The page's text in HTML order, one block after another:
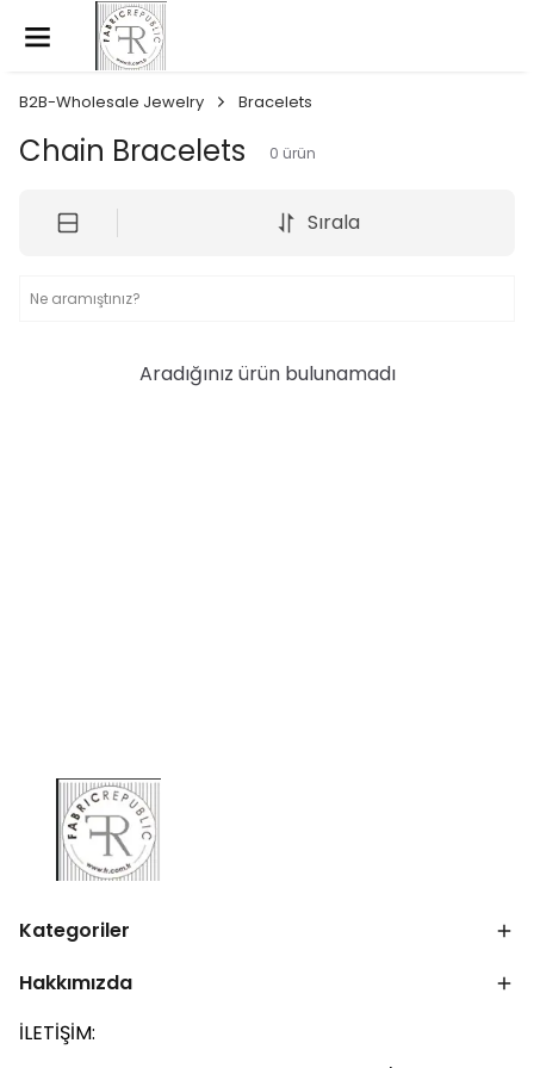
B2B-Wholesale Jewelry Bracelets
Chain Bracelets 0 ürün
Sırala
Aradığınız ürün bulunamadı
Kategoriler
Hakkımızda
İLETİŞİM: